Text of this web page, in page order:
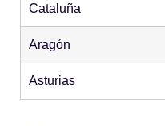
Cataluña
Aragón
Asturias